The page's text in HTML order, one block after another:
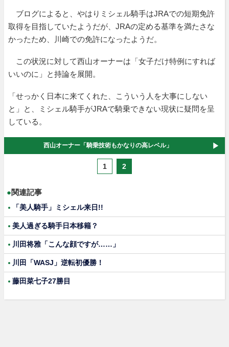
ブログによると、やはりミシェル騎手はJRAでの短期免許
取得を目指していたようだが、JRAの定める基準を満たさな
かったため、川崎での免許になったようだ。
この状況に対して西山オーナーは「女子だけ特例にすれば
いいのに」と持論を展開。
「せっかく日本に来てくれた、こういう人を大事にしない
と」と、ミシェル騎手がJRAで騎乗できない現状に疑問を呈
している。
西山オーナー「騎乗技術もかなりの高レベル」
1 2
●関連記事
「美人騎手」ミシェル来日!!
美人過ぎる騎手日本移籍？
川田将雅「こんな顔ですが……」
川田「WASJ」逆転初優勝！
藤田菜七子27勝目